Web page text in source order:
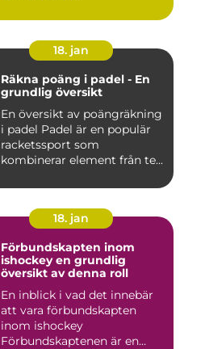
18. jan
Räkna poäng i padel - En
grundlig översikt
En översikt av poängräkning
i padel Padel är en populär
racketssport som
kombinerar element från te...
18. jan
Förbundskapten inom
ishockey en grundlig
översikt av denna roll
En inblick i vad det innebär
att vara förbundskapten
inom ishockey
Förbundskaptenen är en